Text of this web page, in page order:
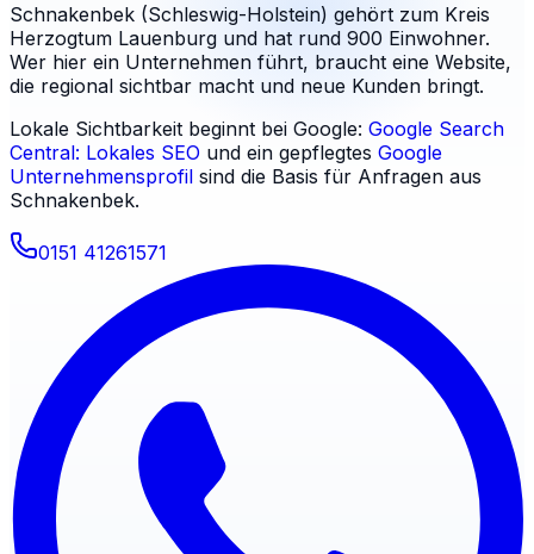
Schnakenbek (Schleswig-Holstein) gehört zum Kreis
Herzogtum Lauenburg und hat rund 900 Einwohner.
Wer hier ein Unternehmen führt, braucht eine Website,
die regional sichtbar macht und neue Kunden bringt.
Lokale Sichtbarkeit beginnt bei Google: Google Search
Central: Lokales SEO und ein gepflegtes Google
Unternehmensprofil sind die Basis für Anfragen aus
Schnakenbek.
0151 41261571